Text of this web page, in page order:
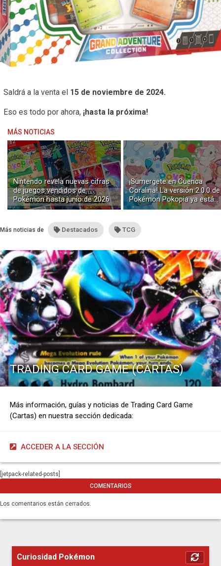
Saldrá a la venta el 15 de noviembre de 2024.
Eso es todo por ahora, ¡hasta la próxima!
MÁS NOTICIAS
Nintendo revela nuevas cifras
de juegos vendidos de
Pokémon hasta junio de 2026
¡Sumergete en Cuenca
Coralina! La versión 2.0.0 de
Pokémon Pokopia ya está
disponible con buceo y
Más noticias de Destacados TCG
TRADING CARD GAME (CARTAS)
Más información, guías y noticias de Trading Card Game
(Cartas) en nuestra sección dedicada:
ACCEDER A LA SECCIÓN
[jetpack-related-posts]
COMENTARIOS
Los comentarios están cerrados.
Curiosidad Pokémon